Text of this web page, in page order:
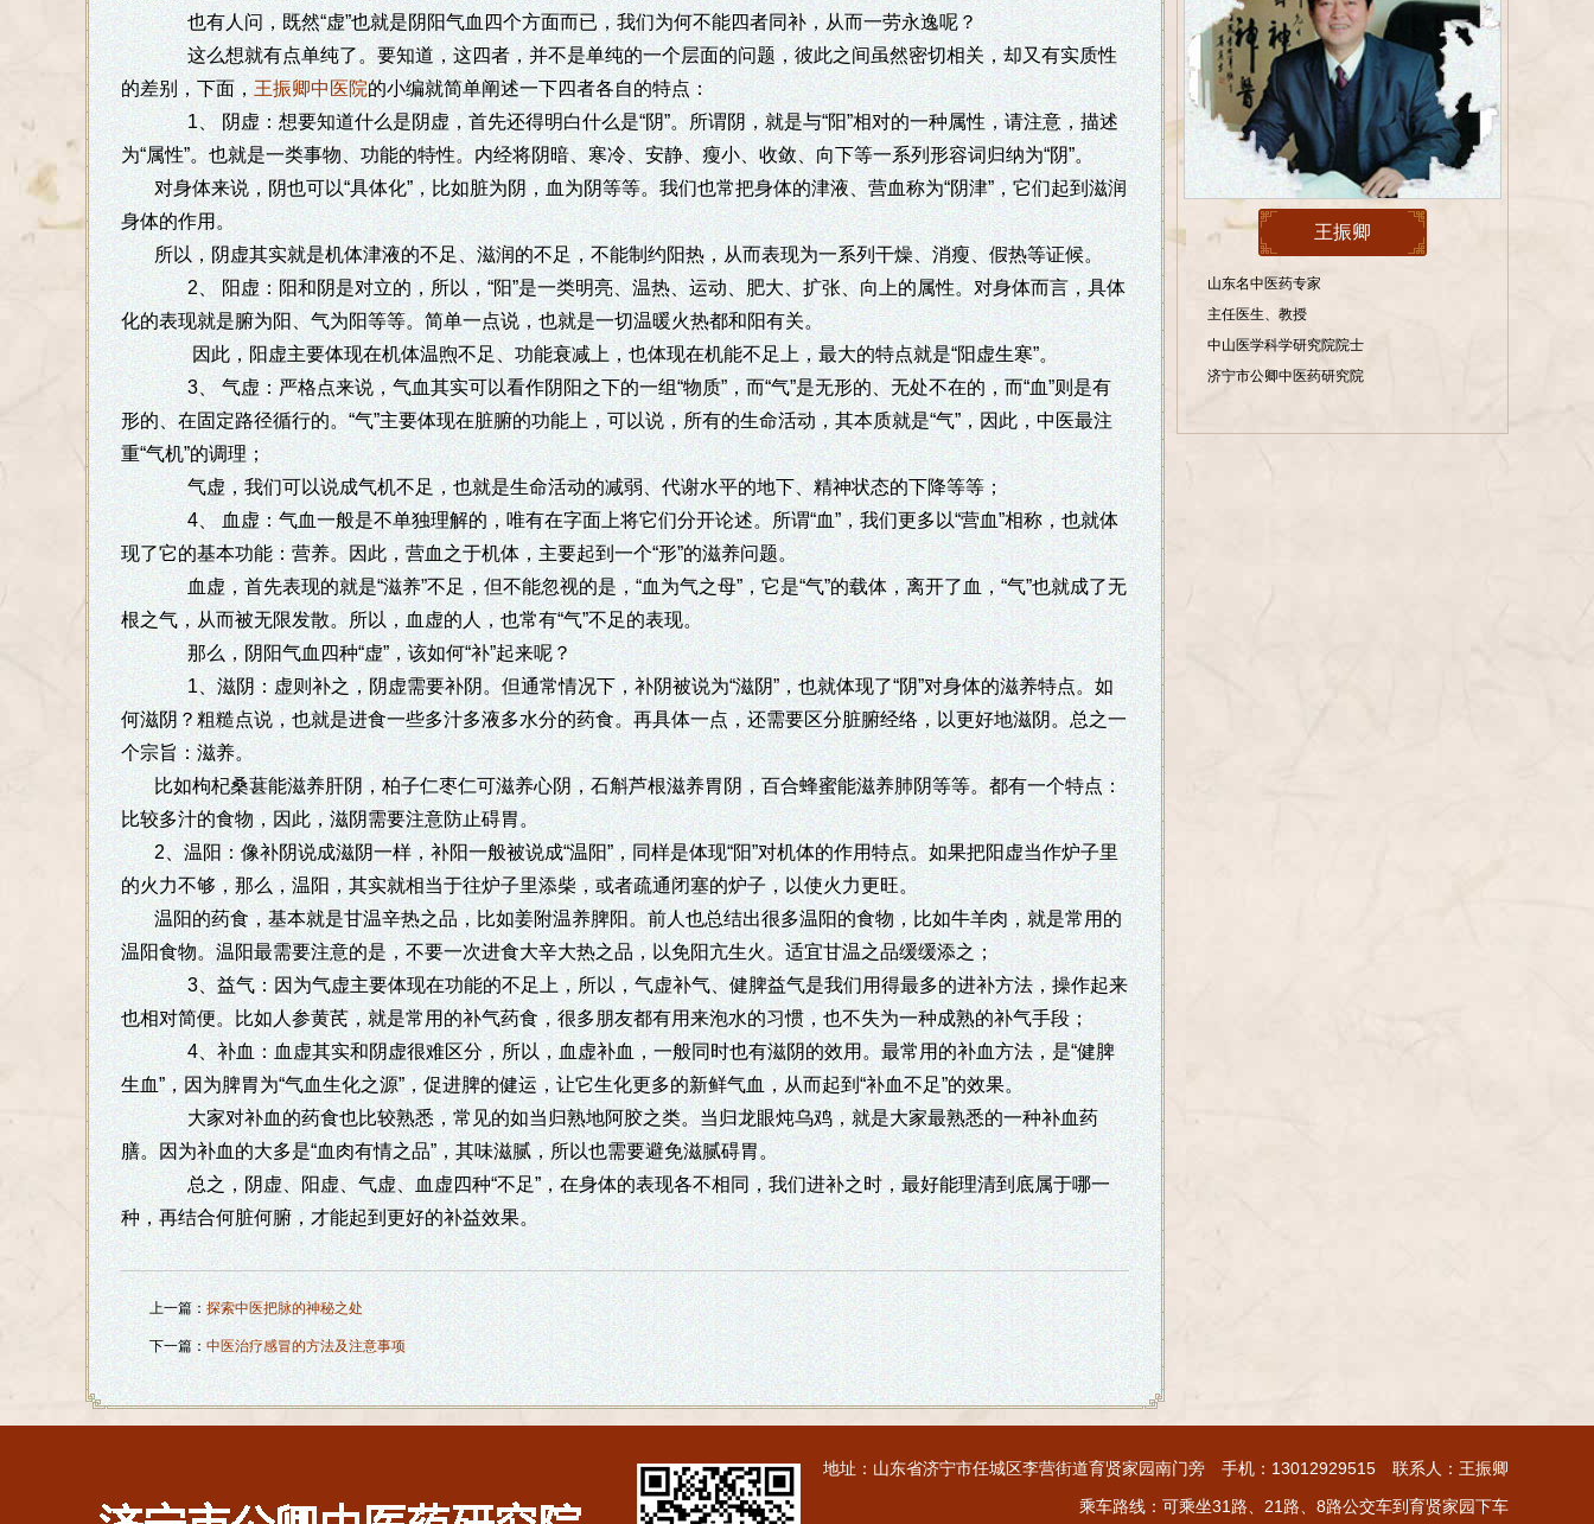
也有人问，既然“虚”也就是阴阳气血四个方面而已，我们为何不能四者同补，从而一劳永逸呢？
这么想就有点单纯了。要知道，这四者，并不是单纯的一个层面的问题，彼此之间虽然密切相关，却又有实质性
的差别，下面，王振卿中医院的小编就简单阐述一下四者各自的特点：
1、 阴虚：想要知道什么是阴虚，首先还得明白什么是“阴”。所谓阴，就是与“阳”相对的一种属性，请注意，描述
为“属性”。也就是一类事物、功能的特性。内经将阴暗、寒冷、安静、瘦小、收敛、向下等一系列形容词归纳为“阴”。
对身体来说，阴也可以“具体化”，比如脏为阴，血为阴等等。我们也常把身体的津液、营血称为“阴津”，它们起到滋润
身体的作用。
所以，阴虚其实就是机体津液的不足、滋润的不足，不能制约阳热，从而表现为一系列干燥、消瘦、假热等证候。
2、 阳虚：阳和阴是对立的，所以，“阳”是一类明亮、温热、运动、肥大、扩张、向上的属性。对身体而言，具体
化的表现就是腑为阳、气为阳等等。简单一点说，也就是一切温暖火热都和阳有关。
因此，阳虚主要体现在机体温煦不足、功能衰减上，也体现在机能不足上，最大的特点就是“阳虚生寒”。
3、 气虚：严格点来说，气血其实可以看作阴阳之下的一组“物质”，而“气”是无形的、无处不在的，而“血”则是有
形的、在固定路径循行的。“气”主要体现在脏腑的功能上，可以说，所有的生命活动，其本质就是“气”，因此，中医最注
重“气机”的调理；
气虚，我们可以说成气机不足，也就是生命活动的减弱、代谢水平的地下、精神状态的下降等等；
4、 血虚：气血一般是不单独理解的，唯有在字面上将它们分开论述。所谓“血”，我们更多以“营血”相称，也就体
现了它的基本功能：营养。因此，营血之于机体，主要起到一个“形”的滋养问题。
血虚，首先表现的就是“滋养”不足，但不能忽视的是，“血为气之母”，它是“气”的载体，离开了血，“气”也就成了无
根之气，从而被无限发散。所以，血虚的人，也常有“气”不足的表现。
那么，阴阳气血四种“虚”，该如何“补”起来呢？
1、滋阴：虚则补之，阴虚需要补阴。但通常情况下，补阴被说为“滋阴”，也就体现了“阴”对身体的滋养特点。如
何滋阴？粗糙点说，也就是进食一些多汁多液多水分的药食。再具体一点，还需要区分脏腑经络，以更好地滋阴。总之一
个宗旨：滋养。
比如枸杞桑葚能滋养肝阴，柏子仁枣仁可滋养心阴，石斛芦根滋养胃阴，百合蜂蜜能滋养肺阴等等。都有一个特点：
比较多汁的食物，因此，滋阴需要注意防止碍胃。
2、温阳：像补阴说成滋阴一样，补阳一般被说成“温阳”，同样是体现“阳”对机体的作用特点。如果把阳虚当作炉子里
的火力不够，那么，温阳，其实就相当于往炉子里添柴，或者疏通闭塞的炉子，以使火力更旺。
温阳的药食，基本就是甘温辛热之品，比如姜附温养脾阳。前人也总结出很多温阳的食物，比如牛羊肉，就是常用的
温阳食物。温阳最需要注意的是，不要一次进食大辛大热之品，以免阳亢生火。适宜甘温之品缓缓添之；
3、益气：因为气虚主要体现在功能的不足上，所以，气虚补气、健脾益气是我们用得最多的进补方法，操作起来
也相对简便。比如人参黄芪，就是常用的补气药食，很多朋友都有用来泡水的习惯，也不失为一种成熟的补气手段；
4、补血：血虚其实和阴虚很难区分，所以，血虚补血，一般同时也有滋阴的效用。最常用的补血方法，是“健脾
生血”，因为脾胃为“气血生化之源”，促进脾的健运，让它生化更多的新鲜气血，从而起到“补血不足”的效果。
大家对补血的药食也比较熟悉，常见的如当归熟地阿胶之类。当归龙眼炖乌鸡，就是大家最熟悉的一种补血药
膳。因为补血的大多是“血肉有情之品”，其味滋腻，所以也需要避免滋腻碍胃。
总之，阴虚、阳虚、气虚、血虚四种“不足”，在身体的表现各不相同，我们进补之时，最好能理清到底属于哪一
种，再结合何脏何腑，才能起到更好的补益效果。
上一篇： 探索中医把脉的神秘之处
下一篇：中医治疗感冒的方法及注意事项
王振卿
山东名中医药专家
主任医生、教授
中山医学科学研究院院士
济宁市公卿中医药研究院
地址：山东省济宁市任城区李营街道育贤家园南门旁 手机：13012929515 联系人：王振卿
乘车路线：可乘坐31路、21路、8路公交车到育贤家园下车